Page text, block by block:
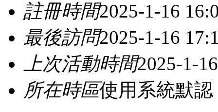
註冊時間2025-1-16
最後訪問2025-1-16
上次活動時間2025-1-
所在時區使用系統默認